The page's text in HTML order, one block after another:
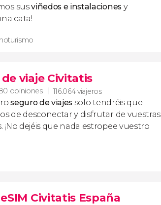
susviñedos e instalacionesy
cata!
viaje Civitatis
opiniones 116.064 viajeros
seguro de viajes solo tendréis que
de desconectar y disfrutar de vuestras
¡No dejéis que nada estropee vuestro
Civitatis España